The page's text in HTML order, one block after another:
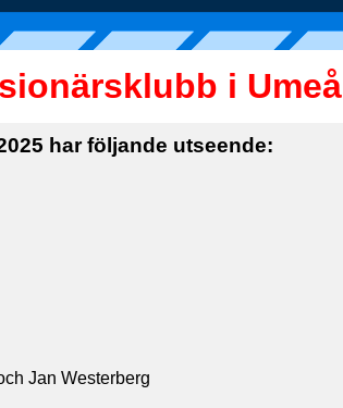
i Umeå
har följande utseende:
Jan Westerberg